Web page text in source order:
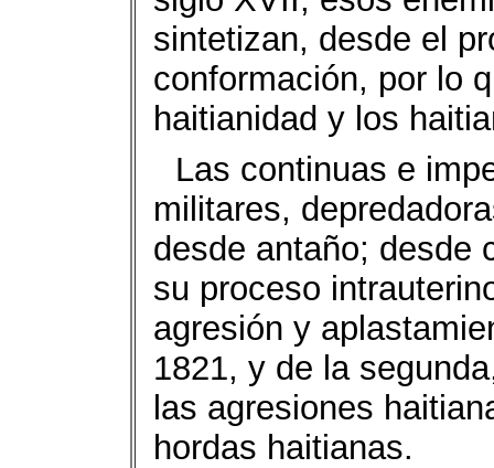
sintetizan, desde el
conformación, por lo
haitianidad y los
Las continuas e
militares,
desde antaño; desde
su proceso
agresión y
1821, y de la
las agresiones
hordas haitianas.